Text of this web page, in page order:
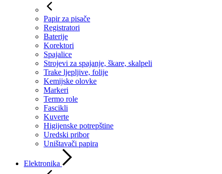
Papir za pisače
Registratori
Baterije
Korektori
Spajalice
Strojevi za spajanje, škare, skalpeli
Trake ljepljive, folije
Kemijske olovke
Markeri
Termo role
Fascikli
Kuverte
Higijenske potrepštine
Uredski pribor
Uništavači papira
Elektronika